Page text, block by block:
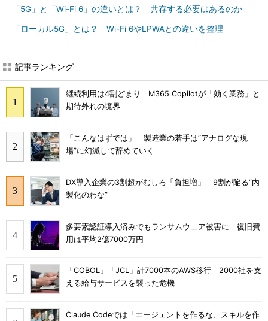
「5G」と「Wi-Fi 6」の違いとは？ 共存する必要はあるのか
「ローカル5G」とは？ Wi-Fi 6やLPWAとの違いを整理
記事ランキング
継続利用は4割どまり M365 Copilotが「効く業務」と
期待外れの境界
「こんなはずでは」 製造業の若手は“アナログな現
場”に幻滅して辞めていく
DX導入企業の3割超がむしろ「負担増」 9割が陥る“内
製化のわな”
多要素認証導入済みでもランサムウェア被害に 復旧費
用は平均2億7000万円
「COBOL」「JCL」計7000本のAWS移行 2000社を支
える給与サービスを襲った危機
Claude Codeでは「エージェントを作るな、スキルを作